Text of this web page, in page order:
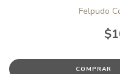
Felpudo